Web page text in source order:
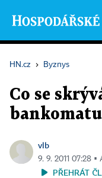
HN.cz › Byznys
Co se
vlb
9. 9. 2011 07:28
PŘEHRÁT